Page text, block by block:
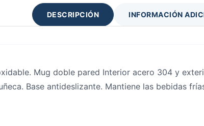
DESCRIPCIÓN INFORMACIÓN
Mug doble pared Interior acero 304 y
Base antideslizante. Mantiene las bebidas